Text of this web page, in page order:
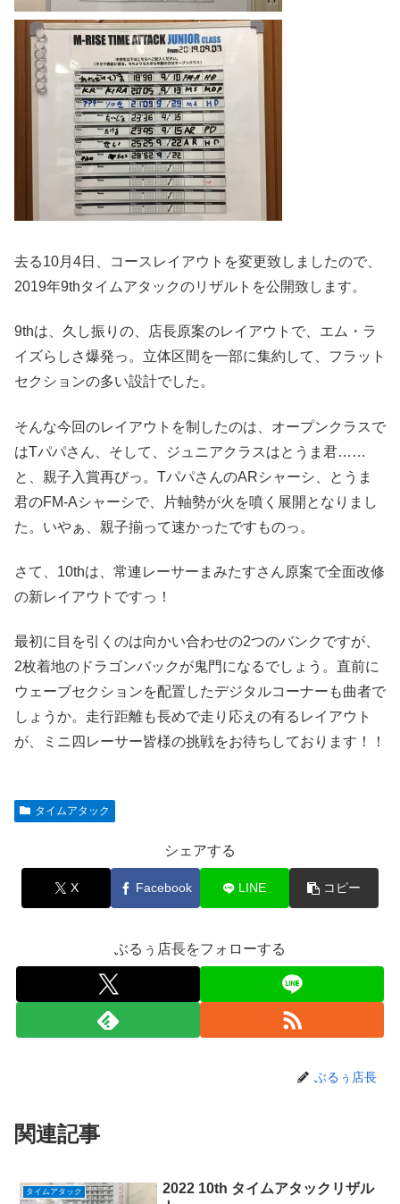
去る10月4日、コースレイアウトを変更致しましたので、
2019年9thタイムアタックのリザルトを公開致します。
9thは、久し振りの、店長原案のレイアウトで、エム・ラ
イズらしさ爆発っ。立体区間を一部に集約して、フラット
セクションの多い設計でした。
そんな今回のレイアウトを制したのは、オープンクラスで
はTパパさん、そして、ジュニアクラスはとうま君……
と、親子入賞再びっ。TパパさんのARシャーシ、とうま
君のFM-Aシャーシで、片軸勢が火を噴く展開となりまし
た。いやぁ、親子揃って速かったですものっ。
さて、10thは、常連レーサーまみたすさん原案で全面改修
の新レイアウトですっ！
最初に目を引くのは向かい合わせの2つのバンクですが、
2枚着地のドラゴンバックが鬼門になるでしょう。直前に
ウェーブセクションを配置したデジタルコーナーも曲者で
しょうか。走行距離も長めで走り応えの有るレイアウト
が、ミニ四レーサー皆様の挑戦をお待ちしております！！
タイムアタック
シェアする
X Facebook LINE コピー
ぶるぅ店長をフォローする
ぶるぅ店長
関連記事
タイムアタック
2022 10th タイムアタックリザル